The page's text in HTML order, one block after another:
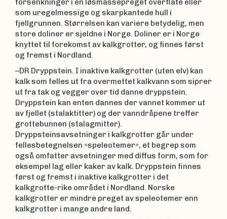
som uregelmessige og skarpkantede hull i
fjellgrunnen. Størrelsen kan variere betydelig, men
store doliner er sjeldne i Norge. Doliner er i Norge
knyttet til forekomst av kalkgrotter, og finnes først
og fremst i Nordland.
–DR Dryppstein. I inaktive kalkgrotter (uten elv) kan
kalk som felles ut fra overmettet kalkvann som siprer
ut fra tak og vegger over tid danne dryppstein.
Dryppstein kan enten dannes der vannet kommer ut
av fjellet (stalaktitter) og der vanndråpene treffer
grottebunnen (stalagmitter).
Dryppsteinsavsetninger i kalkgrotter går under
fellesbetegnelsen «speleotemer», et begrep som
også omfatter avsetninger med diffus form, som for
eksempel lag eller kaker av kalk. Dryppstein finnes
først og fremst i inaktive kalkgrotter i det
kalkgrotte-rike området i Nordland. Norske
kalkgrotter er mindre preget av speleotemer enn
kalkgrotter i mange andre land.